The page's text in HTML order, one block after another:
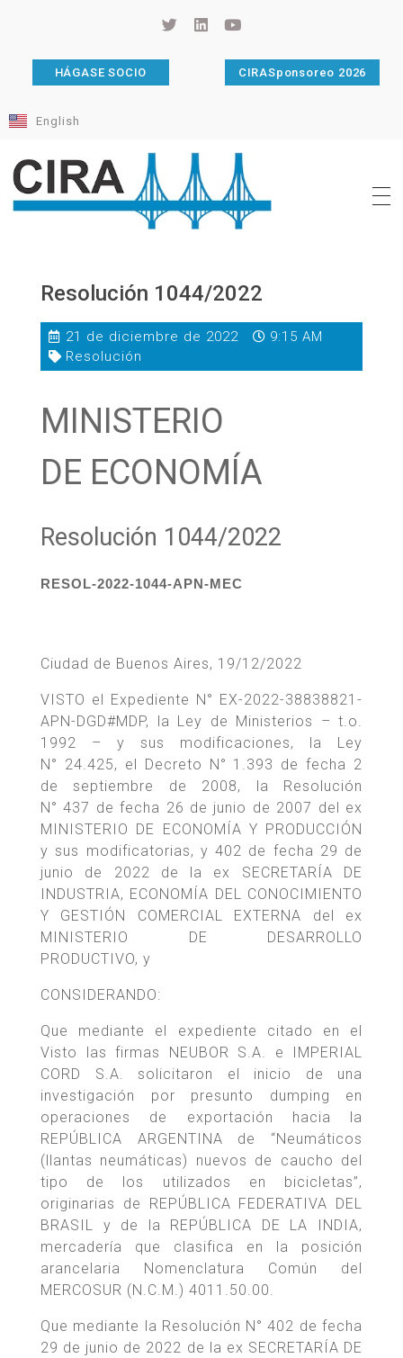
HÁGASE SOCIO CIRASponsoreo 2026
English
Resolución 1044/2022
21 de diciembre de 2022
9:15 AM
Resolución
MINISTERIO
DE ECONOMÍA
Resolución 1044/2022
RESOL-2022-1044-APN-MEC
Ciudad de Buenos Aires, 19/12/2022
VISTO el Expediente N° EX-2022-38838821-
APN-DGD#MDP, la Ley de Ministerios – t.o.
1992 – y sus modificaciones, la Ley
N° 24.425, el Decreto N° 1.393 de fecha 2
de septiembre de 2008, la Resolución
N° 437 de fecha 26 de junio de 2007 del ex
MINISTERIO DE ECONOMÍA Y PRODUCCIÓN
y sus modificatorias, y 402 de fecha 29 de
junio de 2022 de la ex SECRETARÍA DE
INDUSTRIA, ECONOMÍA DEL CONOCIMIENTO
Y GESTIÓN COMERCIAL EXTERNA del ex
MINISTERIO DE DESARROLLO
PRODUCTIVO, y
CONSIDERANDO:
Que mediante el expediente citado en el
Visto las firmas NEUBOR S.A. e IMPERIAL
CORD S.A. solicitaron el inicio de una
investigación por presunto dumping en
operaciones de exportación hacia la
REPÚBLICA ARGENTINA de “Neumáticos
(llantas neumáticas) nuevos de caucho del
tipo de los utilizados en bicicletas”,
originarias de REPÚBLICA FEDERATIVA DEL
BRASIL y de la REPÚBLICA DE LA INDIA,
mercadería que clasifica en la posición
arancelaria Nomenclatura Común del
MERCOSUR (N.C.M.) 4011.50.00.
Que mediante la Resolución N° 402 de fecha
29 de junio de 2022 de la ex SECRETARÍA DE